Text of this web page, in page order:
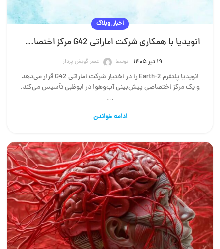
اخبار,وبلاگ
انویدیا با همکاری شرکت اماراتی G42 مرکز اختصاصی پیش‌بینی آب‌و‌هوا راه‌اندازی می‌کند
۱۹ تیر ۱۴۰۵ توسط عصر گویش پرداز
انویدیا پلتفرم Earth-2 را در اختیار شرکت اماراتی G42 قرار می‌دهد
و یک مرکز اختصاصی پیش‌بینی آب‌وهوا در ابوظبی تأسیس می‌کند.
...
ادامه خواندن